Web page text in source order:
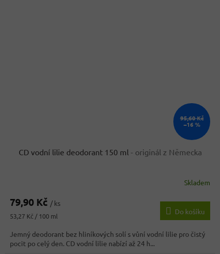
95,60 Kč
–16 %
CD vodní lilie deodorant 150 ml - originál z Německa
produktu
3,7
z
5
hvězdiček.
Skladem
79,90 Kč / ks
Měrná
53,27 Kč / 100 ml
Do košíku
Jemný deodorant bez hliníkových solí s vůní vodní lilie pro čistý
pocit po celý den. CD vodní lilie nabízí až 24 h...